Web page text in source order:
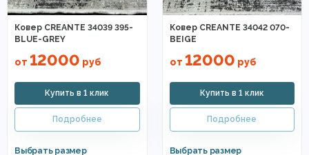
Ковер CREANTE 34039 395-
BLUE-GREY
от 12000 руб
Ковер CREANTE 34042 070-
BEIGE
от 12000 руб